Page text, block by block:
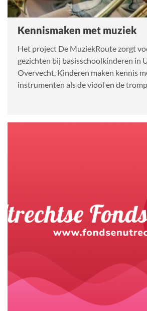
Kennismaken met muziek
Het project De MuziekRoute zorgt
gezichten bij basisschoolkinderen in
Overvecht. Kinderen maken kennis
instrumenten als de viool en de